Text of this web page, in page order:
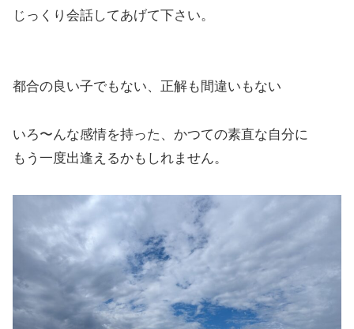
じっくり会話してあげて下さい。
都合の良い子でもない、正解も間違いもない
いろ〜んな感情を持った、かつての素直な自分に
もう一度出逢えるかもしれません。